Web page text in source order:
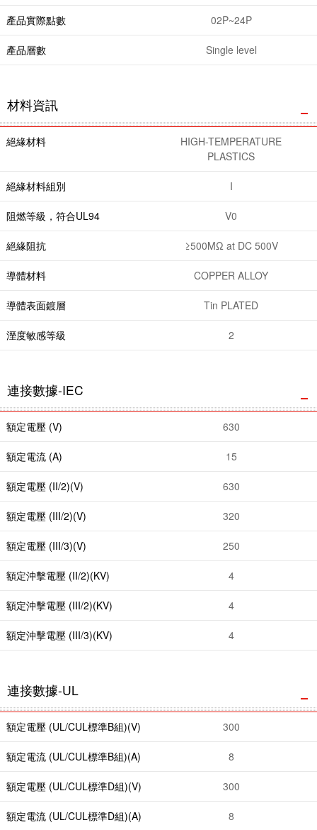
產品實際點數 02P~24P
產品層數 Single level
材料資訊
絕緣材料
HIGH-TEMPERATURE
PLASTICS
絕緣材料組別 I
阻燃等級，符合UL94 V0
絕緣阻抗 ≥500MΩ at DC 500V
導體材料 COPPER ALLOY
導體表面鍍層 Tin PLATED
溼度敏感等級 2
連接數據-IEC
額定電壓 (V) 630
額定電流 (A) 15
額定電壓 (II/2)(V) 630
額定電壓 (III/2)(V) 320
額定電壓 (III/3)(V) 250
額定沖擊電壓 (II/2)(KV) 4
額定沖擊電壓 (III/2)(KV) 4
額定沖擊電壓 (III/3)(KV) 4
連接數據-UL
額定電壓 (UL/CUL標準B組)(V) 300
額定電流 (UL/CUL標準B組)(A) 8
額定電壓 (UL/CUL標準D組)(V) 300
額定電流 (UL/CUL標準D組)(A) 8